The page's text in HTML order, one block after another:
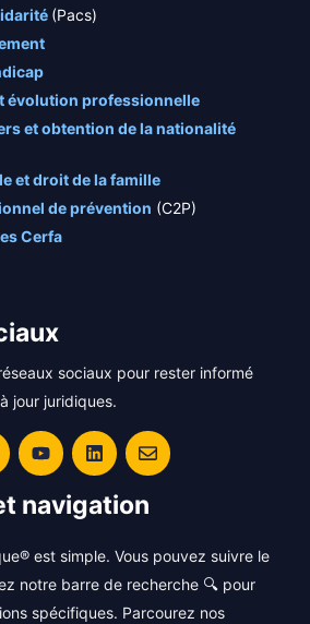
(Pacs)
évolution professionnelle
et obtention de la nationalité
et droit de la famille
de prévention (C2P)
Cerfa
sociaux pour rester informé
jour juridiques.
navigation
est simple. Vous pouvez suivre le
notre barre de recherche 🔍 pour
spécifiques. Parcourez nos